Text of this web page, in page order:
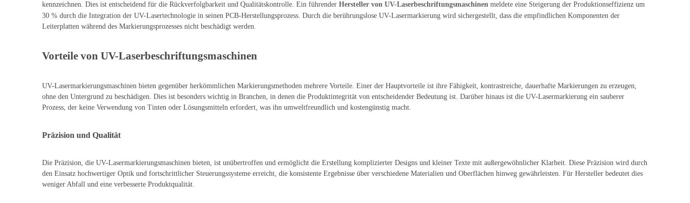
kennzeichnen. Dies ist entscheidend für die Rückverfolgbarkeit und Qualitätskontrolle. Ein führender Hersteller von UV-Laserbeschriftungsmaschinen meldete eine Steigerung der Produktionseffizienz um
30 % durch die Integration der UV-Lasertechnologie in seinen PCB-Herstellungsprozess. Durch die berührungslose UV-Lasermarkierung wird sichergestellt, dass die empfindlichen Komponenten der
Leiterplatten während des Markierungsprozesses nicht beschädigt werden.
Vorteile von UV-Laserbeschriftungsmaschinen
UV-Lasermarkierungsmaschinen bieten gegenüber herkömmlichen Markierungsmethoden mehrere Vorteile. Einer der Hauptvorteile ist ihre Fähigkeit, kontrastreiche, dauerhafte Markierungen zu erzeugen,
ohne den Untergrund zu beschädigen. Dies ist besonders wichtig in Branchen, in denen die Produktintegrität von entscheidender Bedeutung ist. Darüber hinaus ist die UV-Lasermarkierung ein sauberer
Prozess, der keine Verwendung von Tinten oder Lösungsmitteln erfordert, was ihn umweltfreundlich und kostengünstig macht.
Präzision und Qualität
Die Präzision, die UV-Lasermarkierungsmaschinen bieten, ist unübertroffen und ermöglicht die Erstellung komplizierter Designs und kleiner Texte mit außergewöhnlicher Klarheit. Diese Präzision wird durch
den Einsatz hochwertiger Optik und fortschrittlicher Steuerungssysteme erreicht, die konsistente Ergebnisse über verschiedene Materialien und Oberflächen hinweg gewährleisten. Für Hersteller bedeutet dies
weniger Abfall und eine verbesserte Produktqualität.